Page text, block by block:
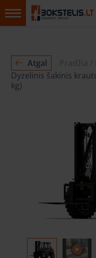
Atgal Pradžia
Dyzelinis šakinis
kg)